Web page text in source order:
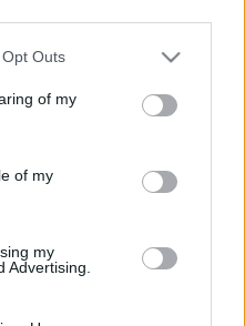
uses one or more Google
You may click to
and its third-party tags to
purposes in below Google
Outs
of my
of my
my
Advertising.